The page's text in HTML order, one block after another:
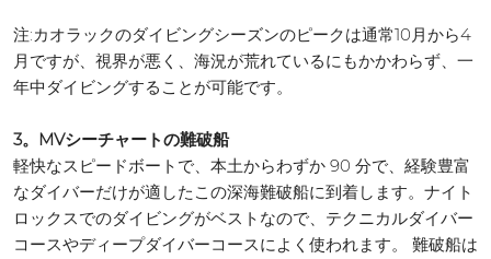
注:カオラックのダイビングシーズンのピークは通常10月から4
月ですが、視界が悪く、海況が荒れているにもかかわらず、一
年中ダイビングすることが可能です。
3。MVシーチャートの難破船
軽快なスピードボートで、本土からわずか 90 分で、経験豊富
なダイバーだけが適したこの深海難破船に到着します。ナイト
ロックスでのダイビングがベストなので、テクニカルダイバー
コースやディープダイバーコースによく使われます。 難破船は